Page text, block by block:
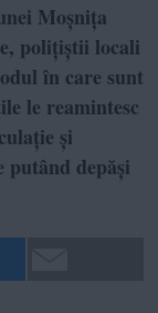
Moșnița
polițiștii locali
în care sunt
le reamintesc
și
putând depăși